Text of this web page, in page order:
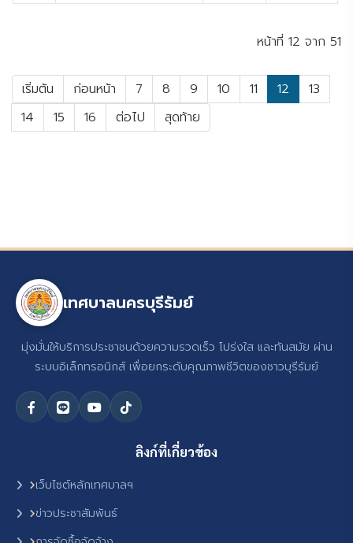
หน้าที่ 12 จาก 51
เริ่มต้น ก่อนหน้า 7 8 9 10 11 12
13
14
15 16 ต่อไป สุดท้าย
เทศบาลนครบุรีรัมย์
มุ่งมั่นให้บริการประชาชนด้วยความรวดเร็ว โปร่งใส และทันสมัย ผ่าน
ระบบอิเล็กทรอนิกส์ เพื่อยกระดับคุณภาพชีวิตของชาวบุรีรัมย์
ลิงก์ที่เกี่ยวข้อง
เว็บไซต์หลักเทศบาลฯ
ข่าวประชาสัมพันธ์